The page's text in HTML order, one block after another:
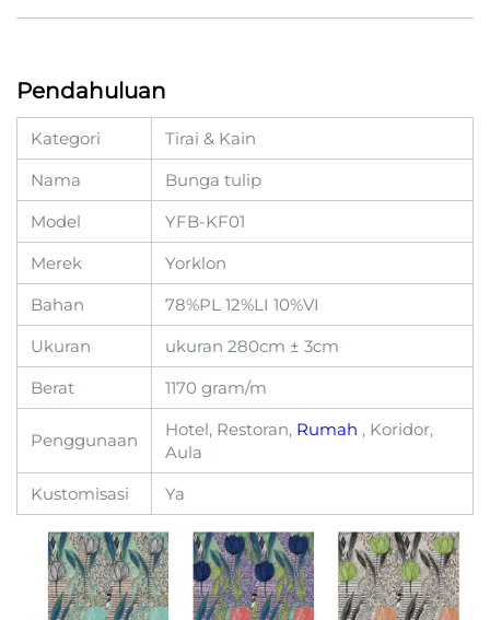
Pendahuluan
Kategori
Tirai & Kain
Nama
Bunga tulip
Model
YFB-KF01
Merek
Yorklon
Bahan
78%PL 12%LI 10%VI
Ukuran
ukuran 280cm ± 3cm
Berat
1170 gram/m
Penggunaan
Hotel, Restoran, Rumah , Koridor,
Aula
Kustomisasi
Ya